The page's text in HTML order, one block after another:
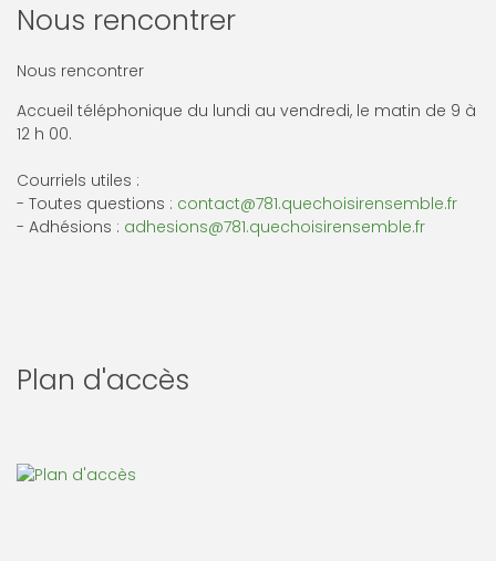
Nous rencontrer
Nous rencontrer
Accueil téléphonique du lundi au vendredi, le matin de 9 à
12 h 00.
Courriels utiles :
- Toutes questions : contact@781.quechoisirensemble.fr
- Adhésions : adhesions@781.quechoisirensemble.fr
Plan d'accès